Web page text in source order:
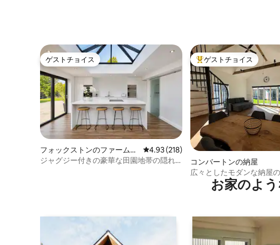
ゲストチョイス
ゲストチョイス
フォックストンのファームス
テイ
レビュー218件、5つ星中4.93つ星の平
4.93 (218)
ジャグジー付きの豪華な田園地帯の隠れ
大好評のゲストチョイス
ゲストチョイス
コンバートンの納屋
広々としたモダンな納屋
お家のよ